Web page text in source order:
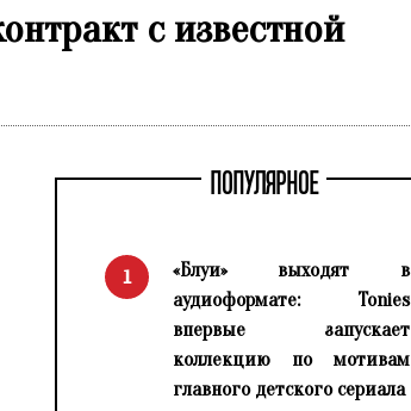
с известной
ПОПУЛЯРНОЕ
1
«Блуи» выходят в
аудиоформате: Tonies
впервые запускает
коллекцию по мотивам
главного детского сериала